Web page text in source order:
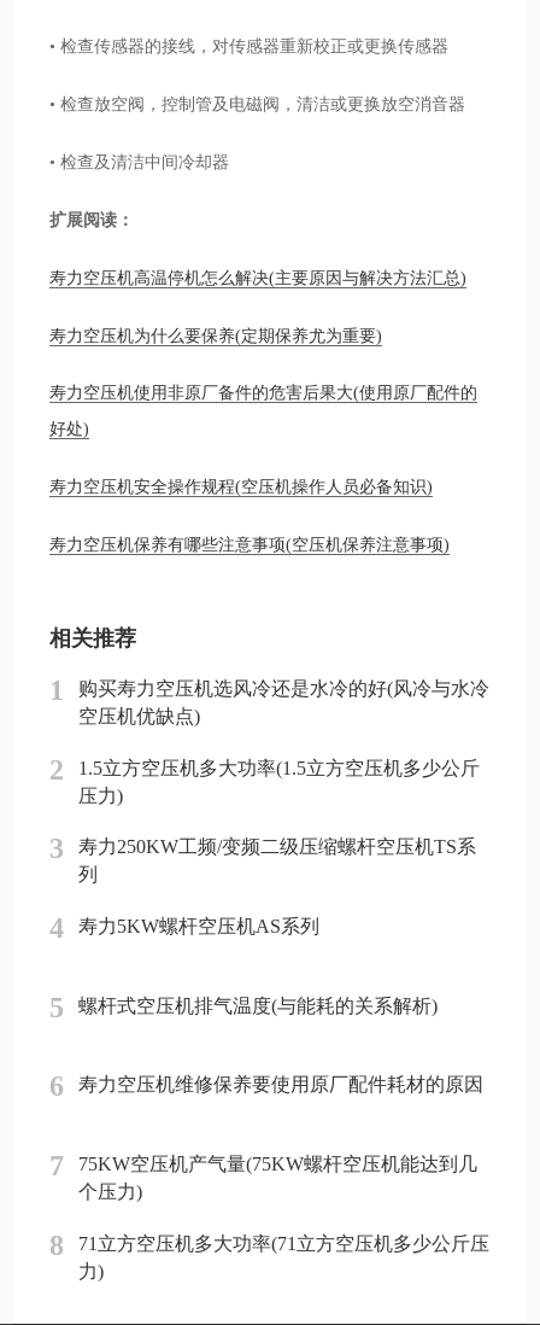
• 检查传感器的接线，对传感器重新校正或更换传感器
• 检查放空阀，控制管及电磁阀，清洁或更换放空消音器
• 检查及清洁中间冷却器
扩展阅读：
寿力空压机高温停机怎么解决(主要原因与解决方法汇总)
寿力空压机为什么要保养(定期保养尤为重要)
寿力空压机使用非原厂备件的危害后果大(使用原厂配件的
好处)
寿力空压机安全操作规程(空压机操作人员必备知识)
寿力空压机保养有哪些注意事项(空压机保养注意事项)
相关推荐
1
购买寿力空压机选风冷还是水冷的好(风冷与水冷
空压机优缺点)
2
1.5立方空压机多大功率(1.5立方空压机多少公斤
压力)
3
寿力250KW工频/变频二级压缩螺杆空压机TS系
列
4 寿力5KW螺杆空压机AS系列
5 螺杆式空压机排气温度(与能耗的关系解析)
6 寿力空压机维修保养要使用原厂配件耗材的原因
7
75KW空压机产气量(75KW螺杆空压机能达到几
个压力)
8
71立方空压机多大功率(71立方空压机多少公斤压
力)